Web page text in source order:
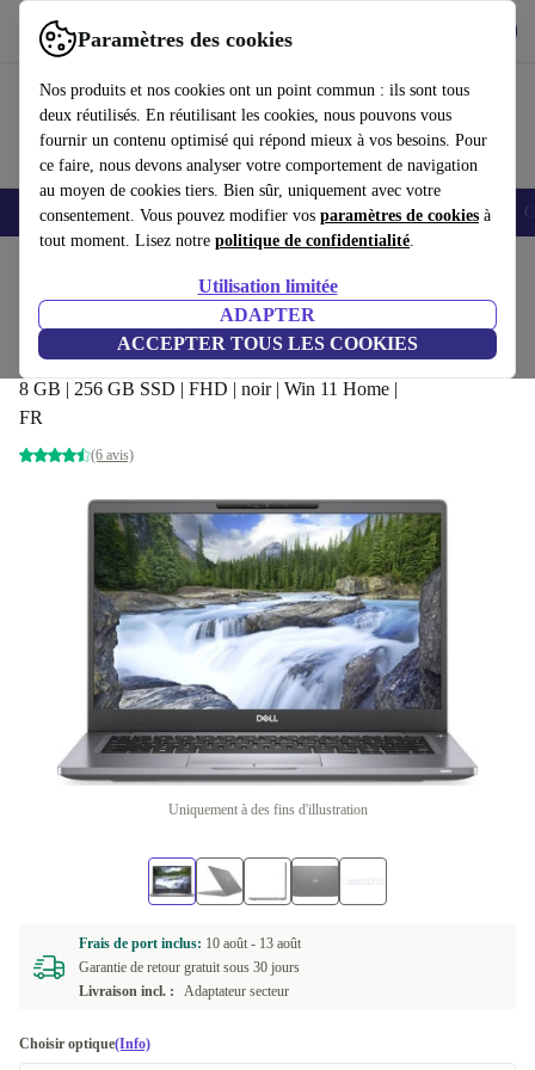
Paramètres des cookies
Nos produits et nos cookies ont un point commun : ils sont tous
deux réutilisés. En réutilisant les cookies, nous pouvons vous
fournir un contenu optimisé qui répond mieux à vos besoins. Pour
ce faire, nous devons analyser votre comportement de navigation
au moyen de cookies tiers. Bien sûr, uniquement avec votre
consentement. Vous pouvez modifier vos paramètres de cookies à
tout moment. Lisez notre politique de confidentialité.
Utilisation limitée
ADAPTER
ACCEPTER TOUS LES COOKIES
Utilisez refurbed rapidement et facilement
Smartphones Laptops Tablettes Montres connectées Accessoires
Dell Latitude 7300 | i5-8265U |
13.3"
8 GB | 256 GB SSD | FHD | noir | Win 11 Home |
FR
(6 avis)
299,99 €
Uniquement à des fins d'illustration
Frais de port inclus: 10 août - 13 août
Garantie de retour gratuit sous 30 jours
Livraison incl. :
Adaptateur secteur
Choisir optique(Info)